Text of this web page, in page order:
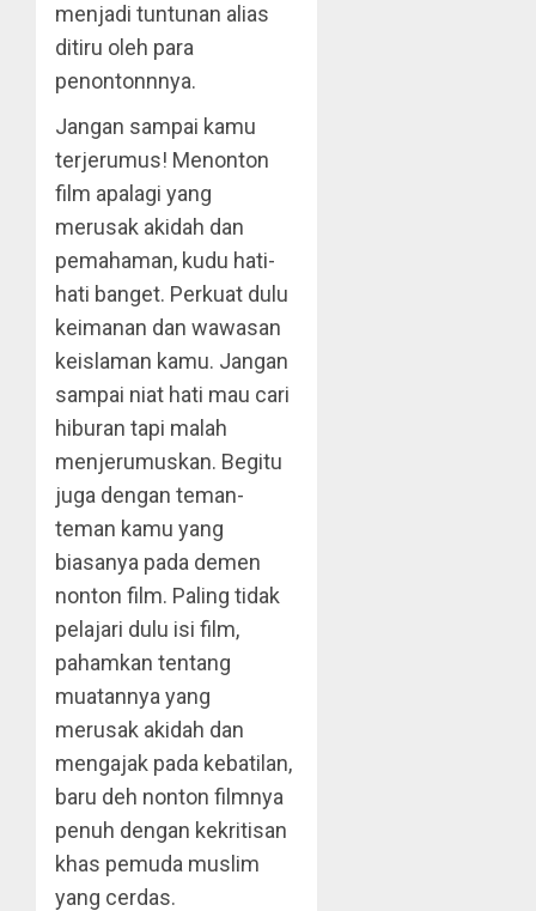
menjadi tuntunan alias
ditiru oleh para
penontonnnya.
Jangan sampai kamu
terjerumus! Menonton
film apalagi yang
merusak akidah dan
pemahaman, kudu hati-
hati banget. Perkuat dulu
keimanan dan wawasan
keislaman kamu. Jangan
sampai niat hati mau cari
hiburan tapi malah
menjerumuskan. Begitu
juga dengan teman-
teman kamu yang
biasanya pada demen
nonton film. Paling tidak
pelajari dulu isi film,
pahamkan tentang
muatannya yang
merusak akidah dan
mengajak pada kebatilan,
baru deh nonton filmnya
penuh dengan kekritisan
khas pemuda muslim
yang cerdas.